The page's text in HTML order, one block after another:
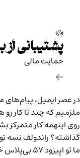
پشتیبانی
حمایت مالی‌
در عصر ایمیل، پیام‌های
ملزمیم که چند تا کار رو
روی اینهمه کار متمرکز
گذاشته؟ راندولف نسه
ما تواپیزود ۵۷ بی‌پلاس